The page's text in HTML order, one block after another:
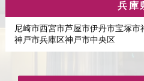
兵庫
尼崎市西宮市芦屋市伊丹市宝塚市
神戸市兵庫区神戸市中央区